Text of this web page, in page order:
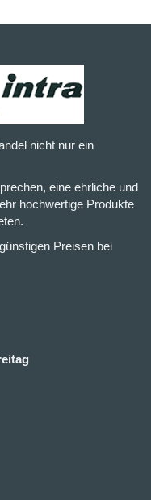
nicht nur ein
eine ehrliche und
hochwertige Produkte
Preisen bei